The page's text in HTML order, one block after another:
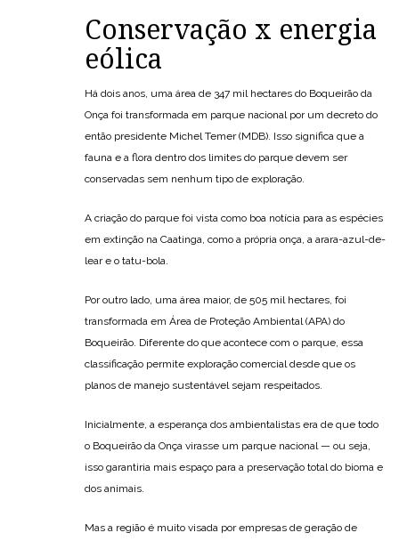
Conservação x energia
eólica
Há dois anos, uma área de 347 mil hectares do Boqueirão da
Onça foi transformada em parque nacional por um decreto do
então presidente Michel Temer (MDB). Isso significa que a
fauna e a flora dentro dos limites do parque devem ser
conservadas sem nenhum tipo de exploração.
A criação do parque foi vista como boa notícia para as espécies
em extinção na Caatinga, como a própria onça, a arara-azul-de-
lear e o tatu-bola.
Por outro lado, uma área maior, de 505 mil hectares, foi
transformada em Área de Proteção Ambiental (APA) do
Boqueirão. Diferente do que acontece com o parque, essa
classificação permite exploração comercial desde que os
planos de manejo sustentável sejam respeitados.
Inicialmente, a esperança dos ambientalistas era de que todo
o Boqueirão da Onça virasse um parque nacional — ou seja,
isso garantiria mais espaço para a preservação total do bioma e
dos animais.
Mas a região é muito visada por empresas de geração de